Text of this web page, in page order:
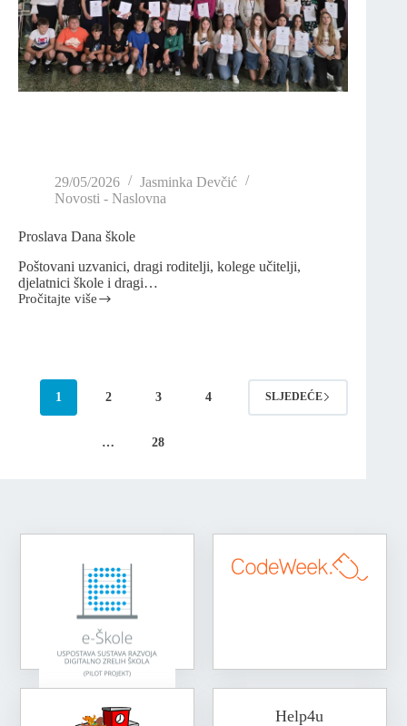
29/05/2026
Jasminka Devčić
Novosti - Naslovna
Proslava Dana škole
Poštovani uzvanici, dragi roditelji, kolege učitelji,
djelatnici škole i dragi…
Pročitajte više
1 2 3 4
… 28
SLJEDEĆE
Help4u